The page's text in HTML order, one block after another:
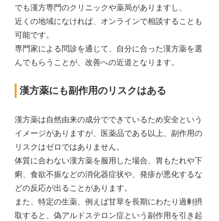
でも漢方専門のクリニックや薬局がありますし、
近くの地域になければ、オンラインで相談することも
可能です。
専門家による問診を通じて、自分に合った漢方薬を選
んでもらうことが、改善への近道となります。
漢方薬にも副作用のリスクはある
漢方薬は自然由来の成分でできているため安全という
イメージがありますが、医薬品である以上、副作用の
リスクはゼロではありません。
体質に合わない漢方薬を服用した場合、胃もたれや下
痢、食欲不振などの消化器症状や、発疹が悪化するな
どの反応が出ることがあります。
また、特定の生薬、例えば甘草を長期にわたり過剰摂
取すると、偽アルドステロン症という副作用を引き起